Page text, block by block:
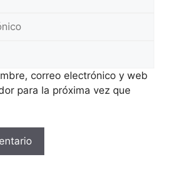
correo electrónico y web
para la próxima vez que